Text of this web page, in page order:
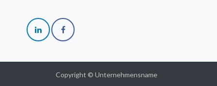
Copyright © Unternehmensname